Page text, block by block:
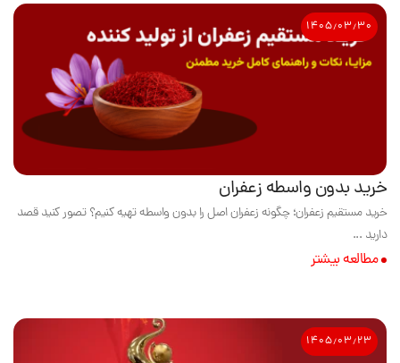
۱۴۰۵٫۰۳٫۳۰
خرید بدون واسطه زعفران
خرید مستقیم زعفران؛ چگونه زعفران اصل را بدون واسطه تهیه کنیم؟ تصور کنید قصد
دارید ...
مطالعه بیشتر
۱۴۰۵٫۰۳٫۲۳